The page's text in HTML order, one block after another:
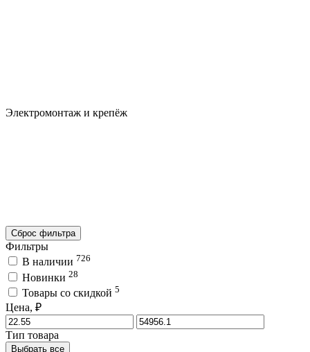
Электромонтаж и крепёж
Сброс фильтра
Фильтры
В наличии 726
Новинки 28
Товары со скидкой 5
Цена, ₽
Тип товара
Выбрать все